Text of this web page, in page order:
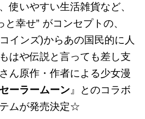
使いやすい生活雑貨など、
と幸せ” がコンセプトの、
インズ)からあの国民的に人
はや伝説と言っても差し支
ん原作・作者による少女漫
ーラームーン 』とのコラボ
ムが発売決定☆